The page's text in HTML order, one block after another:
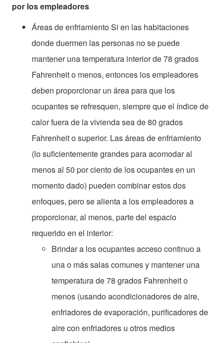
por los empleadores
Áreas de enfriamiento Si en las habitaciones
donde duermen las personas no se puede
mantener una temperatura interior de 78 grados
Fahrenheit o menos, entonces los empleadores
deben proporcionar un área para que los
ocupantes se refresquen, siempre que el índice de
calor fuera de la vivienda sea de 80 grados
Fahrenheit o superior. Las áreas de enfriamiento
(lo suficientemente grandes para acomodar al
menos al 50 por ciento de los ocupantes en un
momento dado) pueden combinar estos dos
enfoques, pero se alienta a los empleadores a
proporcionar, al menos, parte del espacio
requerido en el interior:
Brindar a los ocupantes acceso continuo a
una o más salas comunes y mantener una
temperatura de 78 grados Fahrenheit o
menos (usando acondicionadores de aire,
enfriadores de evaporación, purificadores de
aire con enfriadores u otros medios